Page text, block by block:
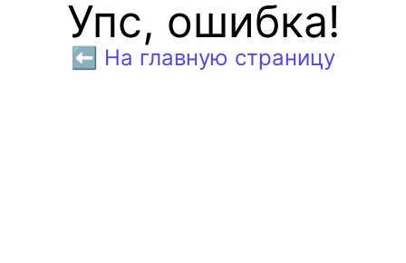
Упс, ошибка!
⬅️ На главную страницу